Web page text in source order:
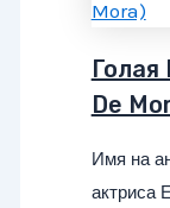
De
Имя на
актриса